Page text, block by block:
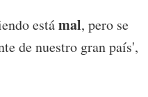
estámal, pero se
de nuestro gran país',